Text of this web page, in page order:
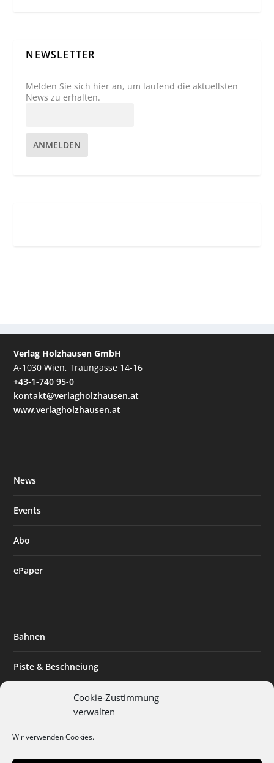
Cookie-Zustimmung
verwalten
Wir verwenden Cookies.
NEWSLETTER
Melden Sie sich hier an, um laufend die aktuellsten
News zu erhalten.
ANMELDEN
Verlag Holzhausen GmbH
A-1030 Wien, Traungasse 14-16
+43-1-740 95-0
kontakt@verlagholzhausen.at
www.verlagholzhausen.at
News
Events
Abo
ePaper
Bahnen
Piste & Beschneiung
Expertise & Technik